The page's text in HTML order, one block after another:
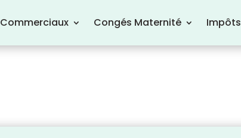
Commerciaux Congés Maternité Impôts